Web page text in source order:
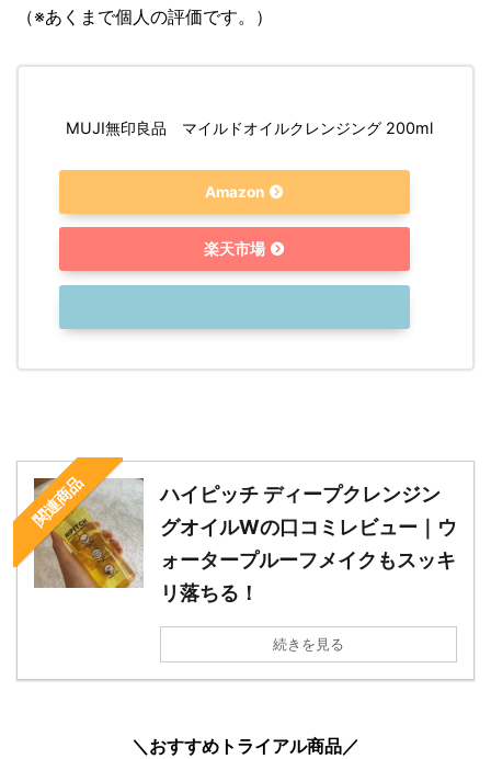
（※あくまで個人の評価です。）
MUJI無印良品 マイルドオイルクレンジング 200ml
Amazon
楽天市場
関連商品
ハイピッチ ディープクレンジン
グオイルWの口コミレビュー｜ウ
ォータープルーフメイクもスッキ
リ落ちる！
続きを見る
＼おすすめトライアル商品／